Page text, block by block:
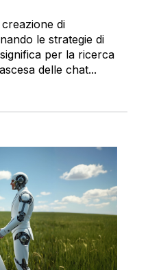
di
le strategie di
per la ricerca
delle chat...